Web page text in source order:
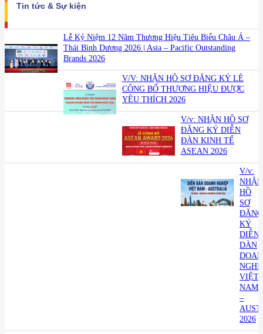
Tin tức & Sự kiện
Lễ Kỷ Niệm 12 Năm Thương Hiệu Tiêu Biểu Châu Á –
Thái Bình Dương 2026 | Asia – Pacific Outstanding
Brands 2026
V/V: NHẬN HỒ SƠ ĐĂNG KÝ LỄ
CÔNG BỐ THƯƠNG HIỆU ĐƯỢC
YÊU THÍCH 2026
V/v: NHẬN HỒ SƠ
ĐĂNG KÝ DIỄN
ĐÀN KINH TẾ
ASEAN 2026
V/v:
NHẬN
HỒ
SƠ
ĐĂNG
KÝ
DIỄN
DÀN
VIỆT
NAM
–
2026